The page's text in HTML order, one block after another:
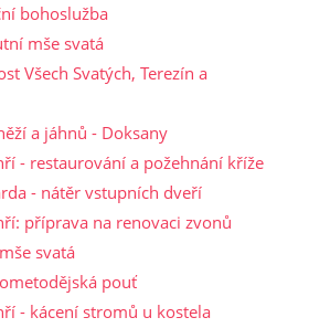
bohoslužba
mše svatá
Všech Svatých, Terezín a
a jáhnů - Doksany
- restaurování a požehnání kříže
- nátěr vstupních dveří
příprava na renovaci zvonů
svatá
pouť
- kácení stromů u kostela